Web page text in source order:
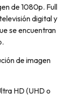
de 1080p. Full
digital y
se encuentran
de imagen
HD (UHD o